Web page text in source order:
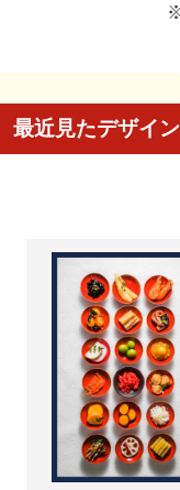
最近見たデザイン